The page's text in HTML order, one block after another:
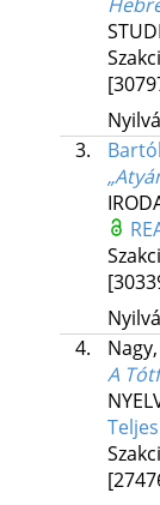
3.
4.
A